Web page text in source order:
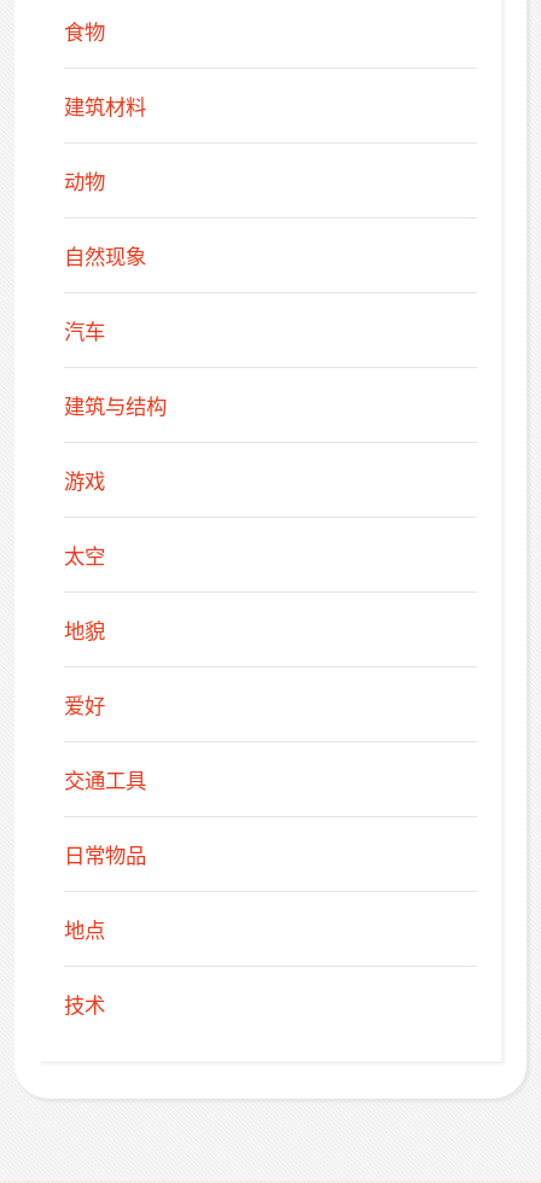
食物
建筑材料
动物
自然现象
汽车
建筑与结构
游戏
太空
地貌
爱好
交通工具
日常物品
地点
技术